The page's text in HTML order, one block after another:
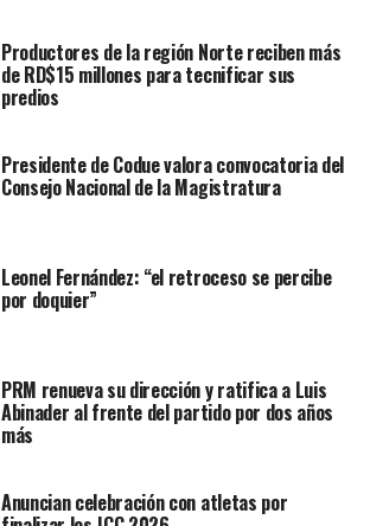
Productores de la región Norte reciben más
de RD$15 millones para tecnificar sus
predios
Presidente de Codue valora convocatoria del
Consejo Nacional de la Magistratura
Leonel Fernández: “el retroceso se percibe
por doquier”
PRM renueva su dirección y ratifica a Luis
Abinader al frente del partido por dos años
más
Anuncian celebración con atletas por